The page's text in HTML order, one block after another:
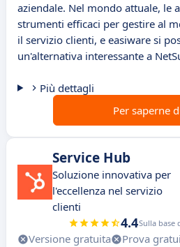
aziendale. Nel mondo attuale, le
strumenti efficaci per gestire al
il servizio clienti, e easiware si
un'alternativa interessante a
Più dettagli
Per saperne
Service Hub
Soluzione innovativa per
l'eccellenza nel servizio
clienti
4.4Sulla base
Versione gratuita Prova